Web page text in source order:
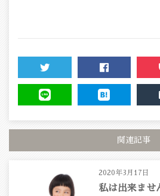
TWEET SHARE
関連記事
2020年3月17日
私は出来ませ